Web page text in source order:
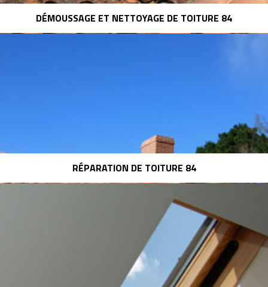
DÉMOUSSAGE ET NETTOYAGE DE TOITURE 84
RÉPARATION DE TOITURE 84